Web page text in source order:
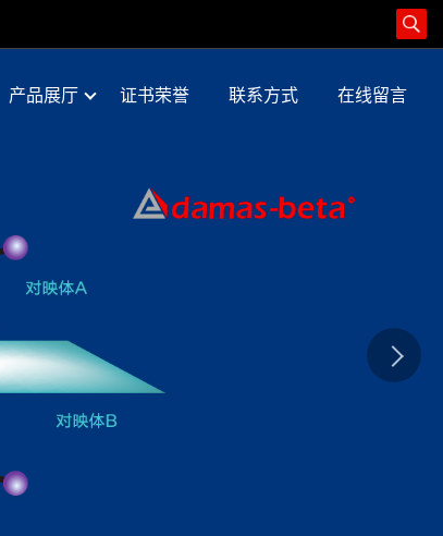
产品展厅 证书荣誉 联系方式 在线留言